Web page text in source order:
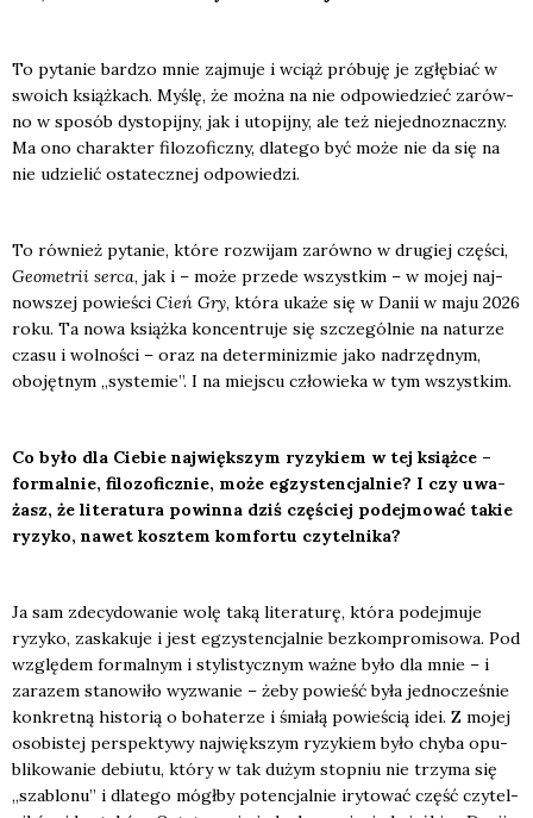
To pyta­nie bar­dzo mnie zaj­mu­je i wciąż pró­bu­ję je zgłę­biać w
swo­ich książ­kach. Myślę, że moż­na na nie odpo­wie­dzieć zarów­
no w spo­sób dys­to­pij­ny, jak i uto­pij­ny, ale też nie­jed­no­znacz­ny.
Ma ono cha­rak­ter filo­zo­ficz­ny, dla­te­go być może nie da się na
nie udzie­lić osta­tecz­nej odpo­wie­dzi.
To rów­nież pyta­nie, któ­re roz­wi­jam zarów­no w dru­giej czę­ści,
Geo­me­trii ser­ca, jak i – może przede wszyst­kim – w mojej naj­
now­szej powie­ści Cień Gry, któ­ra uka­że się w Danii w maju 2026
roku. Ta nowa książ­ka kon­cen­tru­je się szcze­gól­nie na natu­rze
cza­su i wol­no­ści – oraz na deter­mi­ni­zmie jako nad­rzęd­nym,
obo­jęt­nym „sys­te­mie”. I na miej­scu czło­wie­ka w tym wszyst­kim.
Co było dla Cie­bie naj­więk­szym ryzy­kiem w tej książ­ce –
for­mal­nie, filo­zo­ficz­nie, może egzy­sten­cjal­nie? I czy uwa­
żasz, że lite­ra­tu­ra powin­na dziś czę­ściej podej­mo­wać takie
ryzy­ko, nawet kosz­tem kom­for­tu czy­tel­ni­ka?
Ja sam zde­cy­do­wa­nie wolę taką lite­ra­tu­rę, któ­ra podej­mu­je
ryzy­ko, zaska­ku­je i jest egzy­sten­cjal­nie bez­kom­pro­mi­so­wa. Pod
wzglę­dem for­mal­nym i sty­li­stycz­nym waż­ne było dla mnie – i
zara­zem sta­no­wi­ło wyzwa­nie – żeby powieść była jed­no­cze­śnie
kon­kret­ną histo­rią o boha­te­rze i śmia­łą powie­ścią idei. Z mojej
oso­bi­stej per­spek­ty­wy naj­więk­szym ryzy­kiem było chy­ba opu­
bli­ko­wa­nie debiu­tu, któ­ry w tak dużym stop­niu nie trzy­ma się
„sza­blo­nu” i dla­te­go mógł­by poten­cjal­nie iry­to­wać część czy­tel­